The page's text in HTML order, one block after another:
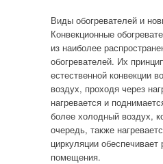
Виды обогревателей и
Конвекционные
из наиболее
обогревателей. Их
естественной конвекции
воздух, проходя через
нагревается и
более холодный воздух,
очередь, также
циркуляции
помещения.